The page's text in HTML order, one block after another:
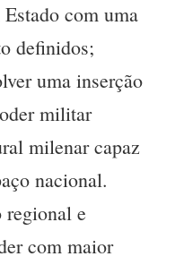
com uma
definidos;
uma inserção
militar
milenar capaz
nacional.
regional e
com maior